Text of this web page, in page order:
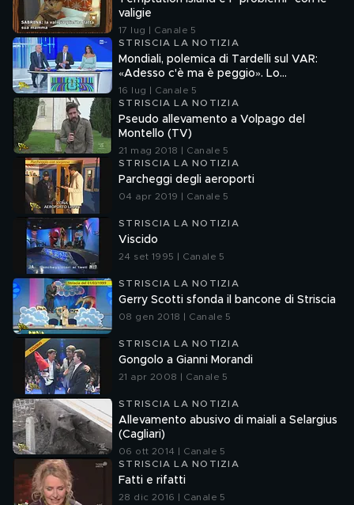
valigie
17 lug | Canale 5
STRISCIA LA NOTIZIA
Mondiali, polemica di Tardelli sul VAR:
«Adesso c'è ma è peggio». Lo
scappellotto di Bellingham a Barco
16 lug | Canale 5
STRISCIA LA NOTIZIA
Pseudo allevamento a Volpago del
Montello (TV)
21 mag 2018 | Canale 5
STRISCIA LA NOTIZIA
Parcheggi degli aeroporti
04 apr 2019 | Canale 5
STRISCIA LA NOTIZIA
Viscido
24 set 1995 | Canale 5
STRISCIA LA NOTIZIA
Gerry Scotti sfonda il bancone di Striscia
08 gen 2018 | Canale 5
STRISCIA LA NOTIZIA
Gongolo a Gianni Morandi
21 apr 2008 | Canale 5
STRISCIA LA NOTIZIA
Allevamento abusivo di maiali a Selargius
(Cagliari)
06 ott 2014 | Canale 5
STRISCIA LA NOTIZIA
Fatti e rifatti
28 dic 2016 | Canale 5